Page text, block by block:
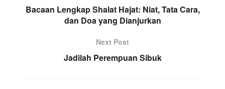
Bacaan Lengkap Shalat Hajat: Niat, Tata Cara,
dan Doa yang Dianjurkan
Next Post
Jadilah Perempuan Sibuk